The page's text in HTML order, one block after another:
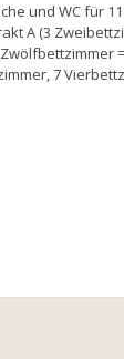
und WC für
A (3
7